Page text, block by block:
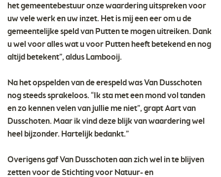
het gemeentebestuur onze waardering uitspreken voor
uw vele werk en uw inzet. Het is mij een eer om u de
gemeentelijke speld van Putten te mogen uitreiken. Dank
u wel voor alles wat u voor Putten heeft betekend en nog
altijd betekent”, aldus Lambooij.
Na het opspelden van de erespeld was Van Dusschoten
nog steeds sprakeloos. “Ik sta met een mond vol tanden
en zo kennen velen van jullie me niet”, grapt Aart van
Dusschoten. Maar ik vind deze blijk van waardering wel
heel bijzonder. Hartelijk bedankt.”
Overigens gaf Van Dusschoten aan zich wel in te blijven
zetten voor de Stichting voor Natuur- en